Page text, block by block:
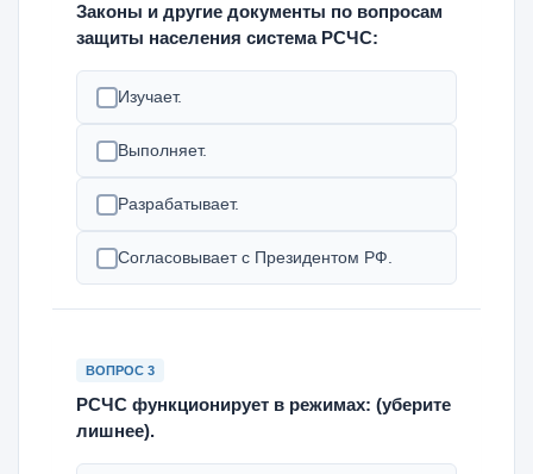
Законы и другие документы по вопросам
защиты населения система РСЧС:
Изучает.
Выполняет.
Разрабатывает.
Согласовывает с Президентом РФ.
ВОПРОС 3
РСЧС функционирует в режимах: (уберите
лишнее).